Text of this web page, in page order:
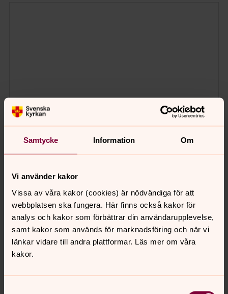
Samtycke Information Om
Vi använder kakor
Vissa av våra kakor (cookies) är nödvändiga för att
webbplatsen ska fungera. Här finns också kakor för
analys och kakor som förbättrar din användarupplevelse,
samt kakor som används för marknadsföring och när vi
länkar vidare till andra plattformar. Läs mer om våra
kakor.